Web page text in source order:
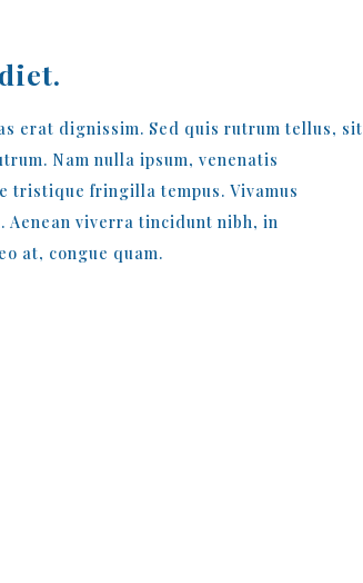
erat dignissim. Sed quis rutrum tellus, sit
Nam nulla ipsum, venenatis
tristique fringilla tempus. Vivamus
Aenean viverra tincidunt nibh, in
at, congue quam.